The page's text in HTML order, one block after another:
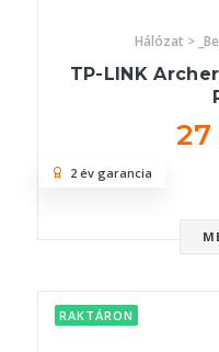
Hálózat >
TP-LINK
2 év garancia
RAKTÁRON